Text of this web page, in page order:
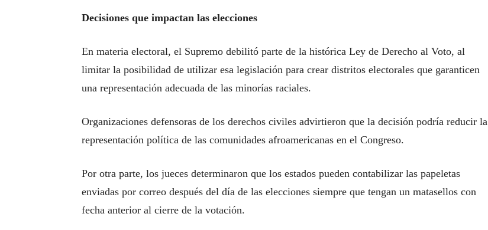
Decisiones que impactan las elecciones
En materia electoral, el Supremo debilitó parte de la histórica Ley de Derecho al Voto, al
limitar la posibilidad de utilizar esa legislación para crear distritos electorales que garanticen
una representación adecuada de las minorías raciales.
Organizaciones defensoras de los derechos civiles advirtieron que la decisión podría reducir la
representación política de las comunidades afroamericanas en el Congreso.
Por otra parte, los jueces determinaron que los estados pueden contabilizar las papeletas
enviadas por correo después del día de las elecciones siempre que tengan un matasellos con
fecha anterior al cierre de la votación.